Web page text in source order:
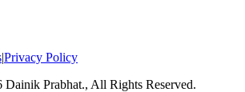
|Privacy Policy
Prabhat., All Rights Reserved.